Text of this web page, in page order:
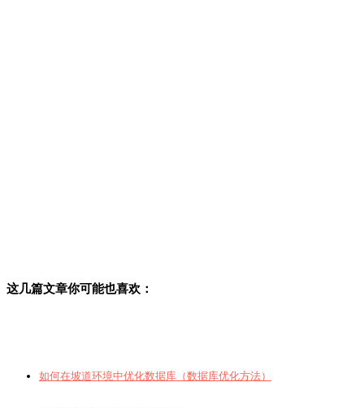
这几篇文章你可能也喜欢：
如何在坡道环境中优化数据库（数据库优化方法）